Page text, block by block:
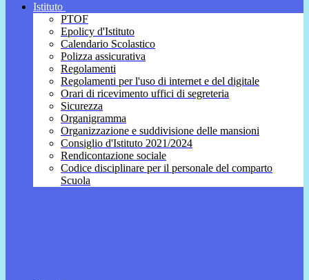
Istituto
PTOF
Epolicy d'Istituto
Calendario Scolastico
Polizza assicurativa
Regolamenti
Regolamenti per l'uso di internet e del digitale
Orari di ricevimento uffici di segreteria
Sicurezza
Organigramma
Organizzazione e suddivisione delle mansioni
Consiglio d'Istituto 2021/2024
Rendicontazione sociale
Codice disciplinare per il personale del comparto
Scuola